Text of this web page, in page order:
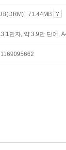
| 71.44MB
만자, 약 3.9만 단어,